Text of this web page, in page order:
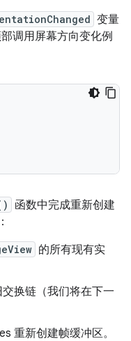
变量
调用屏幕方向变化例
函数中完成重新创建
的所有现有实
换链（我们将在下一
重新创建帧缓冲区。